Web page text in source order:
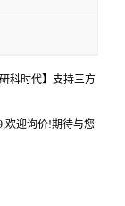
科时代】支持三方
欢迎询价!期待与您